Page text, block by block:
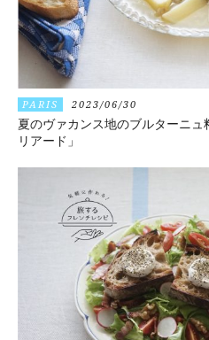
PARIS 2023/06/30
夏のヴァカンス地のブルターニュ
リアード」